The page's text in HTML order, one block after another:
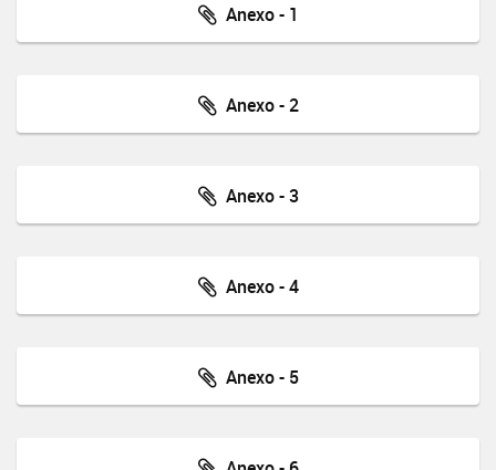
Anexo - 1
Anexo - 2
Anexo - 3
Anexo - 4
Anexo - 5